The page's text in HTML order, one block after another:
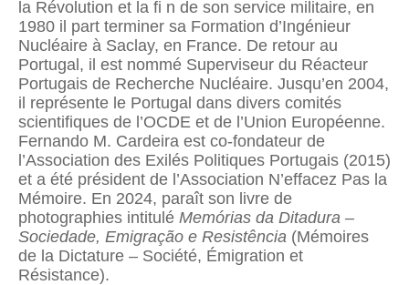
la Révolution et la fi n de son service militaire, en
1980 il part terminer sa Formation d’Ingénieur
Nucléaire à Saclay, en France. De retour au
Portugal, il est nommé Superviseur du Réacteur
Portugais de Recherche Nucléaire. Jusqu’en 2004,
il représente le Portugal dans divers comités
scientifiques de l’OCDE et de l’Union Européenne.
Fernando M. Cardeira est co-fondateur de
l’Association des Exilés Politiques Portugais (2015)
et a été président de l’Association N’effacez Pas la
Mémoire. En 2024, paraît son livre de
photographies intitulé Memórias da Ditadura –
Sociedade, Emigração e Resistência (Mémoires
de la Dictature – Société, Émigration et
Résistance).